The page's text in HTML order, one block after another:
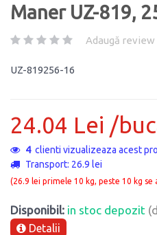
Maner UZ-819,
Adaugă review
UZ-819256-16
24.04
4clienti vizualizeaza acest
Transport: 26.9 lei
(26.9 lei primele 10 kg, peste 10 kg se
Disponibil: in stoc depozit
Detalii